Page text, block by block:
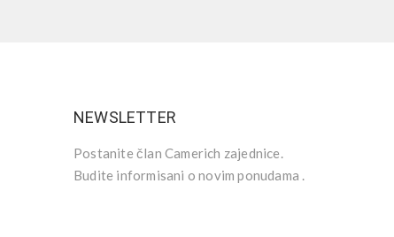
NEWSLETTER
Postanite član Camerich zajednice.
Budite informisani o novim ponudama .